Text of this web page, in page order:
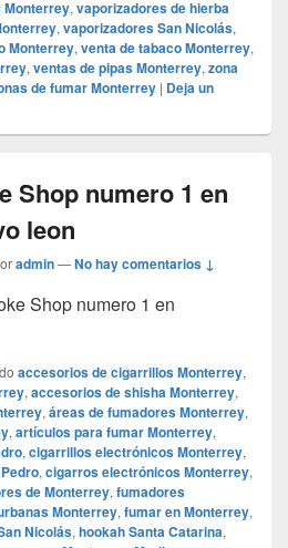
Monterrey, vaporizadores de hierba
, vaporizadores San Nicolás,
Monterrey, venta de tabaco Monterrey,
, ventas de pipas Monterrey, zona
de fumar Monterrey | Deja un
Shop numero 1 en
leon
admin—No hay comentarios ↓
Shop numero 1 en
accesorios de cigarrillos Monterrey,
, accesorios de shisha Monterrey,
, áreas de fumadores Monterrey,
, artículos para fumar Monterrey,
, cigarrillos electrónicos Monterrey,
, cigarros electrónicos Monterrey,
de Monterrey, fumadores
Monterrey, fumar en Monterrey,
Nicolás, hookah Santa Catarina,